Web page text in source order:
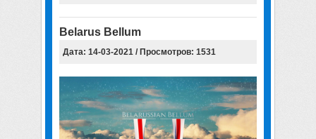
Belarus Bellum
Дата: 14-03-2021 / Просмотров: 1531